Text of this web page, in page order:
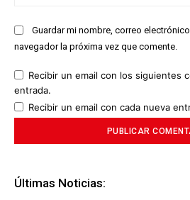
Guardar mi nombre, correo
navegador la próxima vez que comente.
Recibir un email con los siguientes
entrada.
Recibir un email con cada nueva
Últimas Noticias: